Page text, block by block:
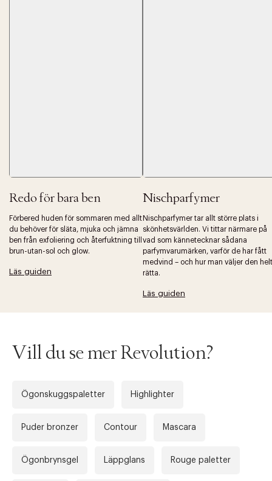
Redo för bara ben
Förbered huden för sommaren med allt
du behöver för släta, mjuka och jämna
ben från exfoliering och återfuktning till
brun-utan-sol och glow.
Läs guiden
Nischparfymer
Nischparfymer tar allt större plats i
skönhetsvärlden. Vi tittar närmare på
vad som kännetecknar sådana
parfymvarumärken, varför de har fått
medvind – och hur man väljer den helt
rätta.
Läs guiden
Vill du se mer Revolution?
Ögonskuggspaletter Highlighter
Puder bronzer Contour Mascara
Ögonbrynsgel Läppglans Rouge paletter